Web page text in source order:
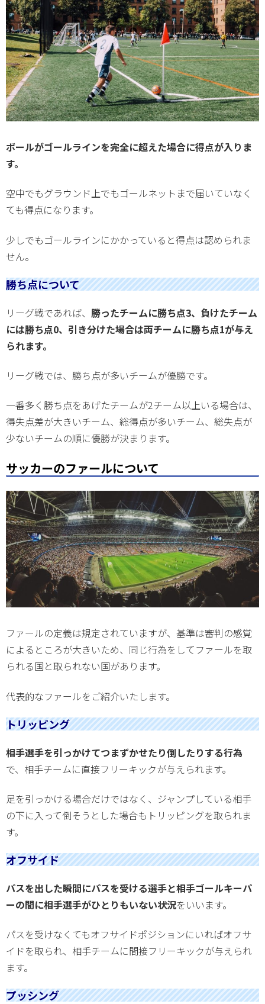
ボールがゴールラインを完全に超えた場合に得点が入りま
す。
空中でもグラウンド上でもゴールネットまで届いていなく
ても得点になります。
少しでもゴールラインにかかっていると得点は認められま
せん。
勝ち点について
リーグ戦であれば、 勝ったチームに勝ち点3、負けたチーム
には勝ち点0、引き分けた場合は両チームに勝ち点1が与え
られます。
リーグ戦では、勝ち点が多いチームが優勝です。
一番多く勝ち点をあげたチームが2チーム以上いる場合は、
得失点差が大きいチーム、総得点が多いチーム、総失点が
少ないチームの順に優勝が決まります。
サッカーのファールについて
ファールの定義は規定されていますが、基準は審判の感覚
によるところが大きいため、同じ行為をしてファールを取
られる国と取られない国があります。
代表的なファールをご紹介いたします。
トリッピング
相手選手を引っかけてつまずかせたり倒したりする行為
で、相手チームに直接フリーキックが与えられます。
足を引っかける場合だけではなく、ジャンプしている相手
の下に入って倒そうとした場合もトリッピングを取られま
す。
オフサイド
パスを出した瞬間にパスを受ける選手と相手ゴールキーパ
ーの間に相手選手がひとりもいない状況をいいます。
パスを受けなくてもオフサイドポジションにいればオフサ
イドを取られ、相手チームに間接フリーキックが与えられ
ます。
プッシング